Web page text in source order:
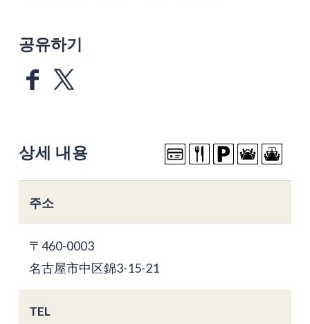
공유하기
상세 내용
주소
〒460-0003
名古屋市中区錦3-15-21
TEL